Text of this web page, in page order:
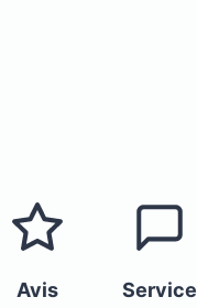
Avis
Service